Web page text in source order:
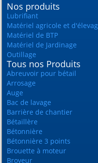
Nos produits
Lubrifiant
Matériel agricole et
Matériel de BTP
Matériel de Jardinage
Outillage
Tous nos Produits
Abreuvoir pour bétail
Arrosage
Auge
Bac de lavage
Barrière de chantier
Bétaillère
Bétonnière
Bétonnière 3 points
Brouette à moteur
Broyeur